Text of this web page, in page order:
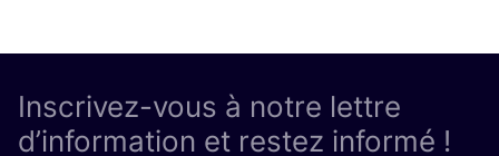
Inscrivez-vous à notre lettre
d’information et restez informé !